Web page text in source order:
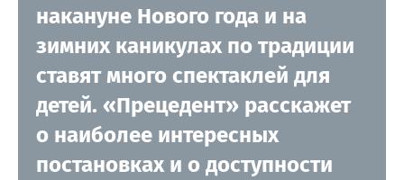
накануне Нового года и на
зимних каникулах по традиции
ставят много спектаклей для
детей. «Прецедент» расскажет
о наиболее интересных
постановках и о доступности